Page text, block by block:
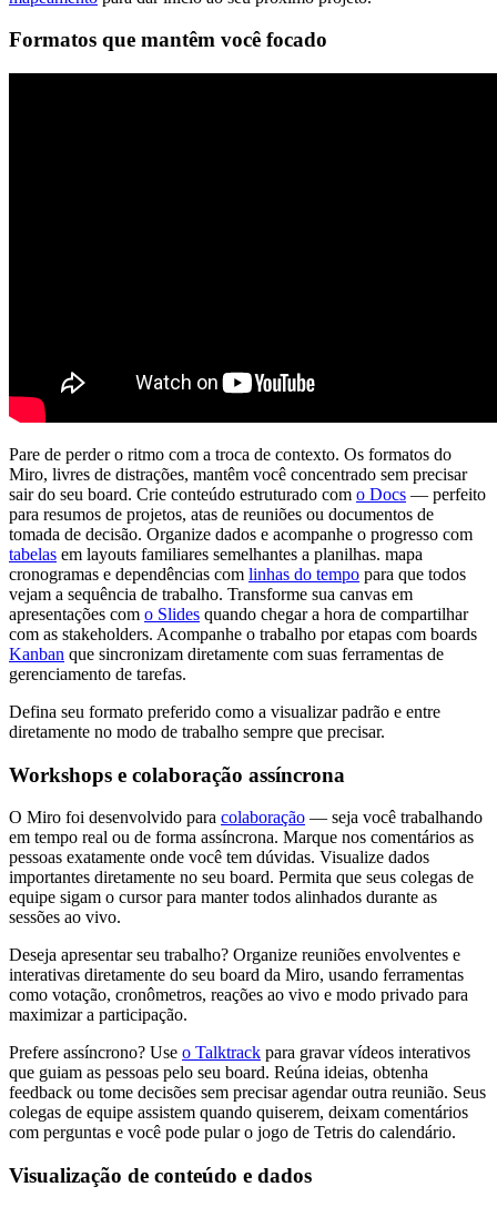
Formatos que mantêm você focado
Pare de perder o ritmo com a troca de contexto. Os formatos do
Miro, livres de distrações, mantêm você concentrado sem precisar
sair do seu board. Crie conteúdo estruturado com o Docs — perfeito
para resumos de projetos, atas de reuniões ou documentos de
tomada de decisão. Organize dados e acompanhe o progresso com
tabelas em layouts familiares semelhantes a planilhas. mapa
cronogramas e dependências com linhas do tempo para que todos
vejam a sequência de trabalho. Transforme sua canvas em
apresentações com o Slides quando chegar a hora de compartilhar
com as stakeholders. Acompanhe o trabalho por etapas com boards
Kanban que sincronizam diretamente com suas ferramentas de
gerenciamento de tarefas.
Defina seu formato preferido como a visualizar padrão e entre
diretamente no modo de trabalho sempre que precisar.
Workshops e colaboração assíncrona
O Miro foi desenvolvido para colaboração — seja você trabalhando
em tempo real ou de forma assíncrona. Marque nos comentários as
pessoas exatamente onde você tem dúvidas. Visualize dados
importantes diretamente no seu board. Permita que seus colegas de
equipe sigam o cursor para manter todos alinhados durante as
sessões ao vivo.
Deseja apresentar seu trabalho? Organize reuniões envolventes e
interativas diretamente do seu board da Miro, usando ferramentas
como votação, cronômetros, reações ao vivo e modo privado para
maximizar a participação.
Prefere assíncrono? Use o Talktrack para gravar vídeos interativos
que guiam as pessoas pelo seu board. Reúna ideias, obtenha
feedback ou tome decisões sem precisar agendar outra reunião. Seus
colegas de equipe assistem quando quiserem, deixam comentários
com perguntas e você pode pular o jogo de Tetris do calendário.
Visualização de conteúdo e dados